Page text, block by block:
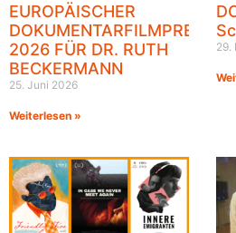
EUROPÄISCHER
DOKUMENTARFILMPREIS
2026 FÜR DR. RUTH
BECKERMANN
25. Juni 2026
Weiterlesen »
29.